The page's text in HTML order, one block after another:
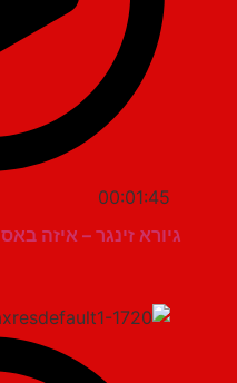
00:01:45
גיורא זינגר – איזה באסיה